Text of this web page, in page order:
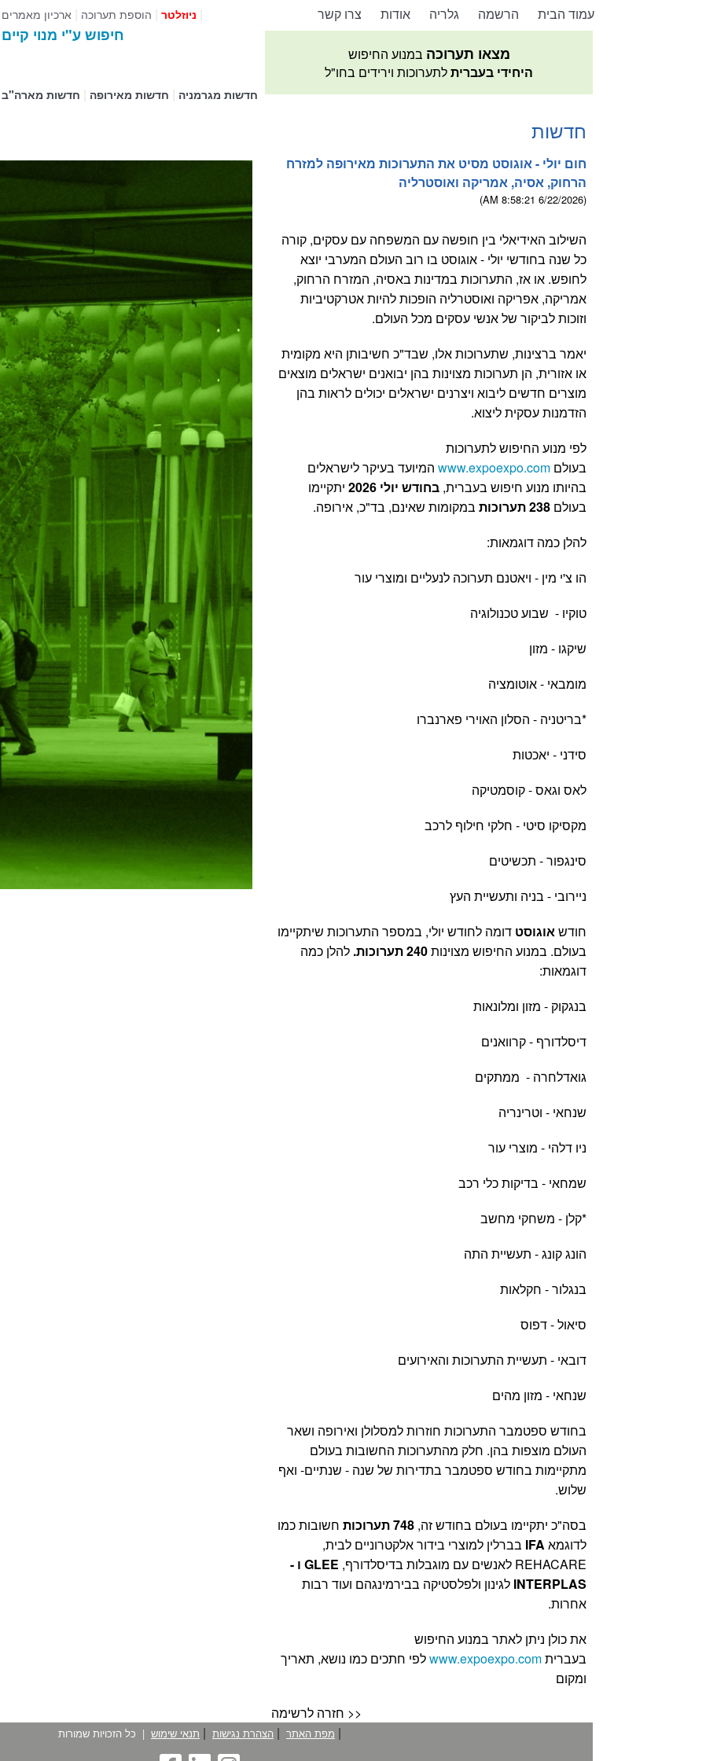
ארכיון מאמרים| הוספת תערוכה ניוזלטר
חיפוש ע"י מנוי קיים
|חדשות מארה"ב חדשות מאירופה חדשות מגרמניה
צרו קשר אודות גלריה הרשמה עמוד הבית
מצאו תערוכה במנוע החיפוש
היחידי בעבריתלתערוכות וירידים בחו"ל
חדשות
חום יולי - אוגוסט מסיט את התערוכות מאירופה למזרח
הרחוק, אסיה, אמריקה ואוסטרליה
(6/22/2026 8:58:21 AM)
השילוב האידיאלי בין חופשה עם המשפחה עם עסקים, קורה
כל שנה בחודשי יולי - אוגוסט בו רוב העולם המערבי יוצא
לחופש. או אז, התערוכות במדינות באסיה, המזרח הרחוק,
אמריקה, אפריקה ואוסטרליה הופכות להיות אטרקטיביות
וזוכות לביקור של אנשי עסקים מכל העולם.
יאמר ברצינות, שתערוכות אלו, שבד"כ חשיבותן היא מקומית
או אזורית, הן תערוכות מצוינות בהן יבואנים ישראלים מוצאים
מוצרים חדשים ליבוא ויצרנים ישראלים יכולים לראות בהן
הזדמנות עסקית ליצוא.
לפי מנוע החיפוש לתערוכות
בעולם www.expoexpo.com המיועד בעיקר לישראלים
בהיותו מנוע חיפוש בעברית, בחודש יולי 2026
יתקיימו
בעולם 238 תערוכות
במקומות שאינם, בד"כ, אירופה.
להלן כמה דוגמאות:
הו צ'י מין - ויאטנם תערוכה לנעליים ומוצרי עור
טוקיו - שבוע טכנולוגיה
שיקגו - מזון
מומבאי - אוטומציה
*בריטניה - הסלון האוירי פארנברו
סידני - יאכטות
לאס וגאס - קוסמטיקה
מקסיקו סיטי - חלקי חילוף לרכב
סינגפור - תכשיטים
ניירובי - בניה ותעשיית העץ
חודשאוגוסט דומה לחודש יולי, במספר התערוכות שיתקיימו
בעולם. במנוע החיפוש מצוינות240 תערוכות.
להלן כמה
דוגמאות:
בנגקוק - מזון ומלונאות
דיסלדורף - קרוואנים
גואדלחרה - ממתקים
שנחאי - וטרינריה
ניו דלהי - מוצרי עור
שמחאי - בדיקות כלי רכב
*קלן - משחקי מחשב
הונג קונג - תעשיית התה
בנגלור - חקלאות
סיאול - דפוס
דובאי - תעשיית התערוכות והאירועים
שנחאי - מזון מהים
בחודש ספטמבר התערוכות חוזרות למסלולן ואירופה ושאר
העולם מוצפות בהן. חלק מהתערוכות החשובות בעולם
מתקיימות בחודש ספטמבר בתדירות של שנה - שנתיים- ואף
שלוש.
בסה"כ יתקיימו בעולם בחודש זה, 748 תערוכות
חשובות כמו
לדוגמא IFA בברלין למוצרי בידור אלקטרוניים לבית,
REHACARE לאנשים עם מוגבלות בדיסלדורף,
GLEE ו -
INTERPLAS לגינון ולפלסטיקה בבירמינגהם ועוד רבות
אחרות.
את כולן ניתן לאתר במנוע החיפוש
בעבריתwww.expoexpo.comלפי חתכים כמו נושא, תאריך
ומקום
חזרה לרשימה >>
כל הזכויות שמורות | תנאי שימוש | הצהרת נגישות | מפת האתר |